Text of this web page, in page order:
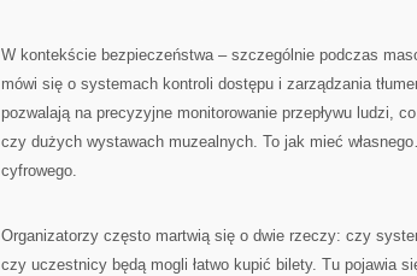
W kontekście bezpieczeństwa – szczególnie podczas
mówi się o systemach kontroli dostępu i zarządzania
pozwalają na precyzyjne monitorowanie przepływu ludzi,
czy dużych wystawach muzealnych. To jak mieć
cyfrowego.
Organizatorzy często martwią się o dwie rzeczy: czy
czy uczestnicy będą mogli łatwo kupić bilety. Tu pojawia